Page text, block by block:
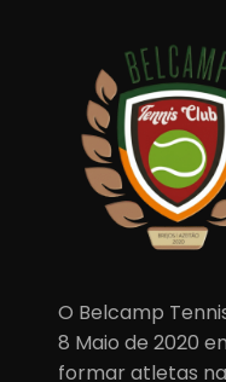
O Belcamp
8 Maio de 2020
formar atletas